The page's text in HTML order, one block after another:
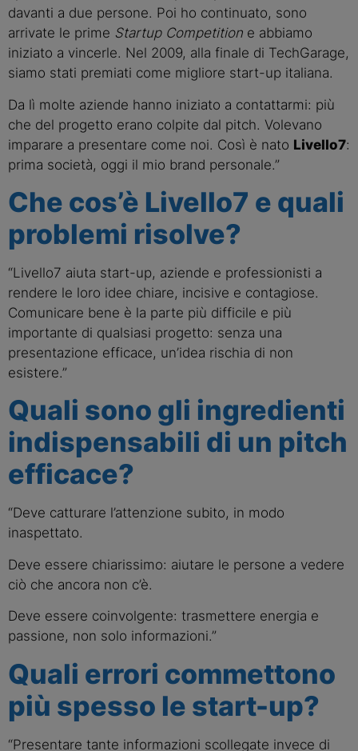
davanti a due persone. Poi ho continuato, sono
arrivate le prime Startup Competition e abbiamo
iniziato a vincerle. Nel 2009, alla finale di TechGarage,
siamo stati premiati come migliore start-up italiana.
Da lì molte aziende hanno iniziato a contattarmi: più
che del progetto erano colpite dal pitch. Volevano
imparare a presentare come noi. Così è nato Livello7:
prima società, oggi il mio brand personale.”
Che cos’è Livello7 e quali
problemi risolve?
“Livello7 aiuta start-up, aziende e professionisti a
rendere le loro idee chiare, incisive e contagiose.
Comunicare bene è la parte più difficile e più
importante di qualsiasi progetto: senza una
presentazione efficace, un’idea rischia di non
esistere.”
Quali sono gli ingredienti
indispensabili di un pitch
efficace?
“Deve catturare l’attenzione subito, in modo
inaspettato.
Deve essere chiarissimo: aiutare le persone a vedere
ciò che ancora non c’è.
Deve essere coinvolgente: trasmettere energia e
passione, non solo informazioni.”
Quali errori commettono
più spesso le start-up?
“Presentare tante informazioni scollegate invece di